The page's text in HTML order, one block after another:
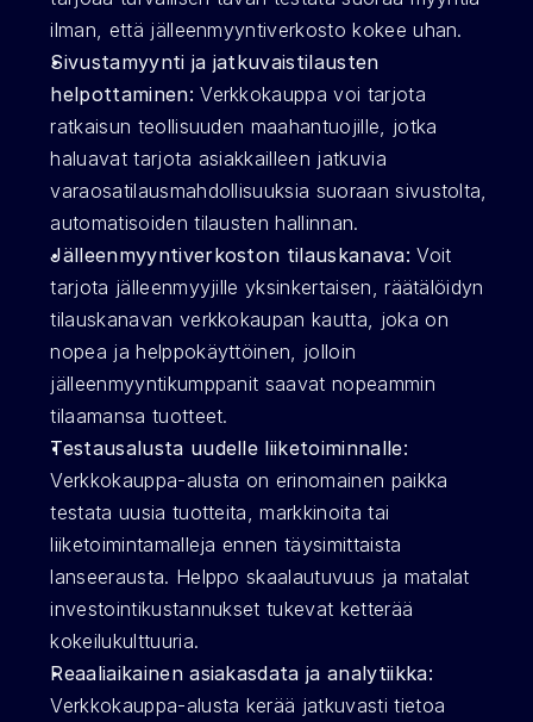
ilman, että jälleenmyyntiverkosto kokee uhan.
Sivustamyynti ja jatkuvaistilausten
helpottaminen: Verkkokauppa voi tarjota
ratkaisun teollisuuden maahantuojille, jotka
haluavat tarjota asiakkailleen jatkuvia
varaosatilausmahdollisuuksia suoraan sivustolta,
automatisoiden tilausten hallinnan.
Jälleenmyyntiverkoston tilauskanava: Voit
tarjota jälleenmyyjille yksinkertaisen, räätälöidyn
tilauskanavan verkkokaupan kautta, joka on
nopea ja helppokäyttöinen, jolloin
jälleenmyyntikumppanit saavat nopeammin
tilaamansa tuotteet.
Testausalusta uudelle liiketoiminnalle:
Verkkokauppa-alusta on erinomainen paikka
testata uusia tuotteita, markkinoita tai
liiketoimintamalleja ennen täysimittaista
lanseerausta. Helppo skaalautuvuus ja matalat
investointikustannukset tukevat ketterää
kokeilukulttuuria.
Reaaliaikainen asiakasdata ja analytiikka:
Verkkokauppa-alusta kerää jatkuvasti tietoa